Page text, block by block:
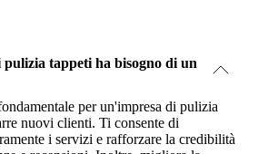
tappeti ha bisogno di un
per un'impresa di pulizia
nuovi clienti. Ti consente di
i servizi e rafforzare la credibilità